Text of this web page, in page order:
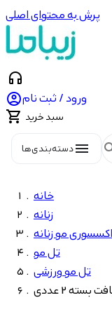
پرش به محتوای اصلی
headphones
ورود / ثبت نام
 سبد خرید
menuدسته‌بندی‌ها
خانه
زنانه
اکسسوری مو زنانه
تل مو
تل مو ورزشی
2 عددی